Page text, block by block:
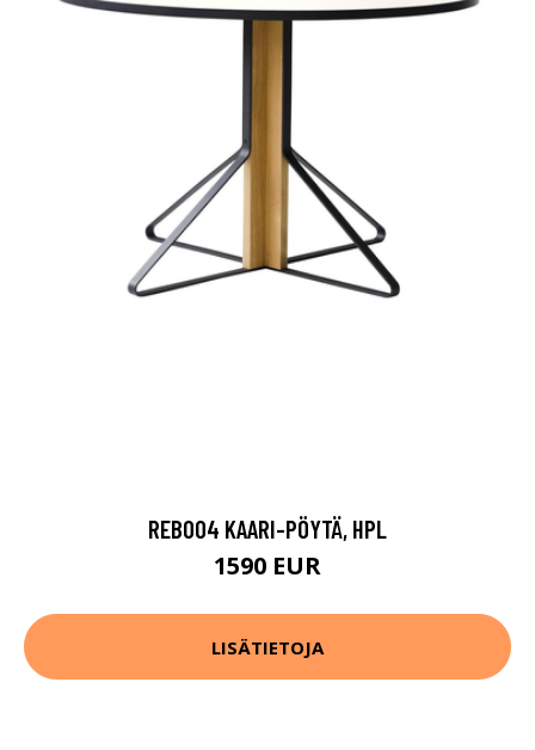
REB004 KAARI-PÖYTÄ, HPL
1590 EUR
LISÄTIETOJA